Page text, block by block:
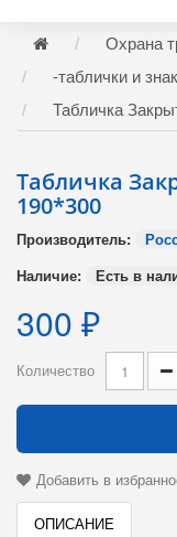
Охрана
-таблички и
Табличка
Табличка
190*300
Производитель:
Наличие:
Есть в
300 ₽
Количество
Добавить в
ОПИСАНИЕ